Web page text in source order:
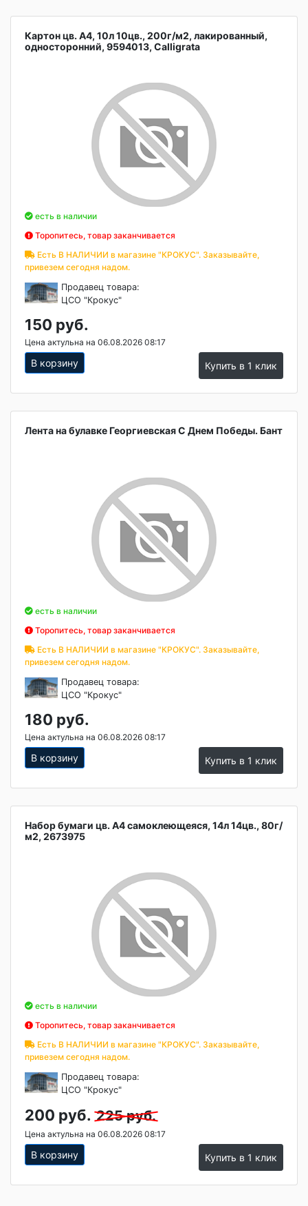
Картон цв. А4, 10л 10цв., 200г/м2, лакированный,
односторонний, 9594013, Calligrata
есть в наличии
Торопитесь, товар заканчивается
Есть В НАЛИЧИИ в магазине "КРОКУС". Заказывайте,
привезем сегодня надом.
Продавец товара:
ЦСО "Крокус"
150 руб.
Цена актульна на 06.08.2026 08:17
В корзину Купить в 1 клик
Лента на булавке Георгиевская С Днем Победы. Бант
есть в наличии
Торопитесь, товар заканчивается
Есть В НАЛИЧИИ в магазине "КРОКУС". Заказывайте,
привезем сегодня надом.
Продавец товара:
ЦСО "Крокус"
180 руб.
Цена актульна на 06.08.2026 08:17
В корзину Купить в 1 клик
Набор бумаги цв. А4 самоклеющеяся, 14л 14цв., 80г/
м2, 2673975
есть в наличии
Торопитесь, товар заканчивается
Есть В НАЛИЧИИ в магазине "КРОКУС". Заказывайте,
привезем сегодня надом.
Продавец товара:
ЦСО "Крокус"
200 руб. 225 руб.
Цена актульна на 06.08.2026 08:17
В корзину Купить в 1 клик